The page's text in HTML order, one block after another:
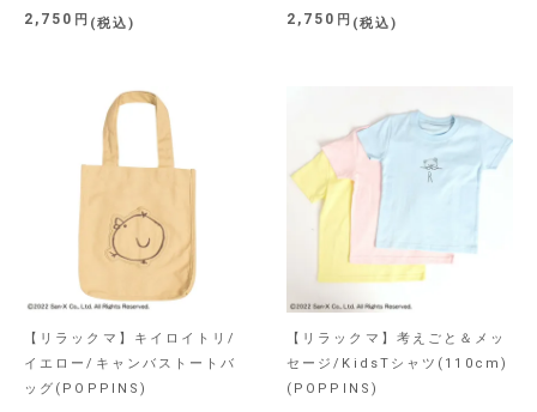
2,750 税込 2,750 税込
【リラックマ】キイロイトリ/
イエロー/キャンバストートバ
ッグ(POPPINS)
【リラックマ】考えごと＆メッ
セージ/KidsTシャツ(110cm)
(POPPINS)